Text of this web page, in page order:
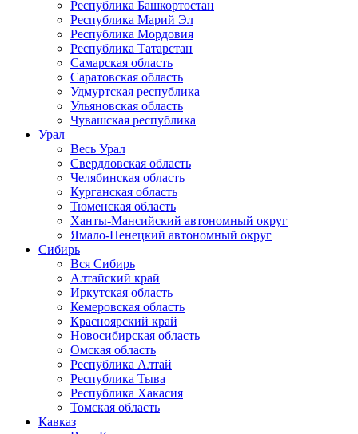
Республика Башкортостан
Республика Марий Эл
Республика Мордовия
Республика Татарстан
Самарская область
Саратовская область
Удмуртская республика
Ульяновская область
Чувашская республика
Урал
Весь Урал
Свердловская область
Челябинская область
Курганская область
Тюменская область
Ханты-Мансийский автономный округ
Ямало-Ненецкий автономный округ
Сибирь
Вся Сибирь
Алтайский край
Иркутская область
Кемеровская область
Красноярский край
Новосибирская область
Омская область
Республика Алтай
Республика Тыва
Республика Хакасия
Томская область
Кавказ